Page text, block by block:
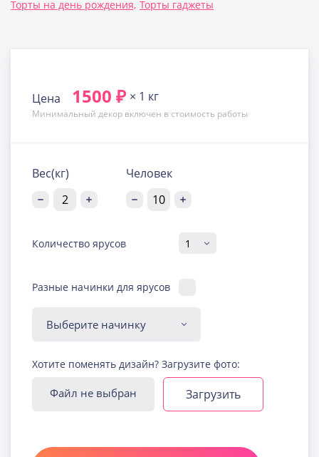
Торты на день рождения, Торты гаджеты
Цена 1500 ₽ × 1 кг
Минимальный декор включен в стоимость работы
Вес(кг) Человек
Количество ярусов
Разные начинки для ярусов
Диабетическая-
безглютеновая начинка
Узнать подробнее о начинке
Йогуртовая с ягодами
Узнать подробнее о начинке
Карамельная
Хотите поменять дизайн? Загрузите фото:
Файл не выбран Загрузить